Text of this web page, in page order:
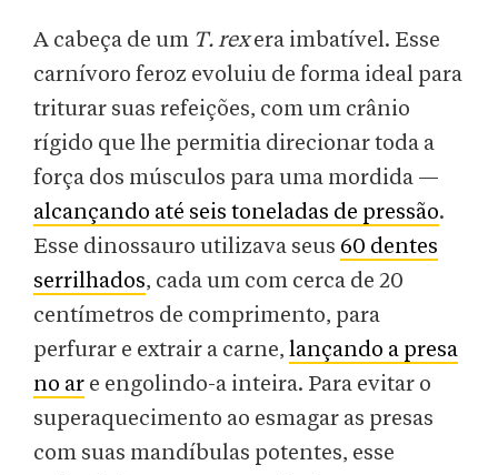
A cabeça de um T. rexera imbatível. Esse
carnívoro feroz evoluiu de forma ideal para
triturar suas refeições, com um crânio
rígido que lhe permitia direcionar toda a
força dos músculos para uma mordida —
alcançando até seis toneladas de pressão.
Esse dinossauro utilizava seus 60 dentes
serrilhados, cada um com cerca de 20
centímetros de comprimento, para
perfurar e extrair a carne, lançando a presa
no ar e engolindo-a inteira. Para evitar o
superaquecimento ao esmagar as presas
com suas mandíbulas potentes, esse